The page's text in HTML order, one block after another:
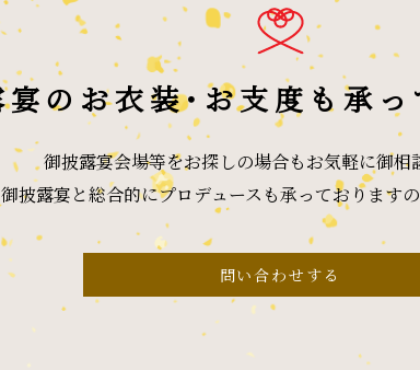
のお衣装･ お支度も承っ
御披露宴会場等をお探しの場合もお気軽に御相
披露宴と総合的にプロデュースも承っておりますの
問い合わせする